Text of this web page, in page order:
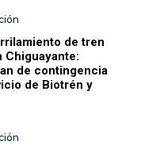
de tren
Chiguayante:
de contingencia
de Biotrén y